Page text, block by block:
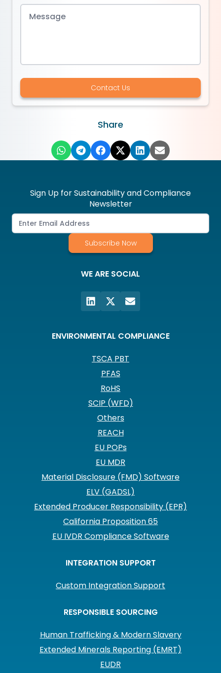
Contact Us
Share
Sign Up for Sustainability and Compliance
Newsletter
Subscribe Now
WE ARE SOCIAL
ENVIRONMENTAL COMPLIANCE
TSCA PBT
PFAS
RoHS
SCIP (WFD)
Others
REACH
EU POPs
EU MDR
Material Disclosure (FMD) Software
ELV (GADSL)
Extended Producer Responsibility (EPR)
California Proposition 65
EU IVDR Compliance Software
INTEGRATION SUPPORT
Custom Integration Support
RESPONSIBLE SOURCING
Human Trafficking & Modern Slavery
Extended Minerals Reporting (EMRT)
EUDR